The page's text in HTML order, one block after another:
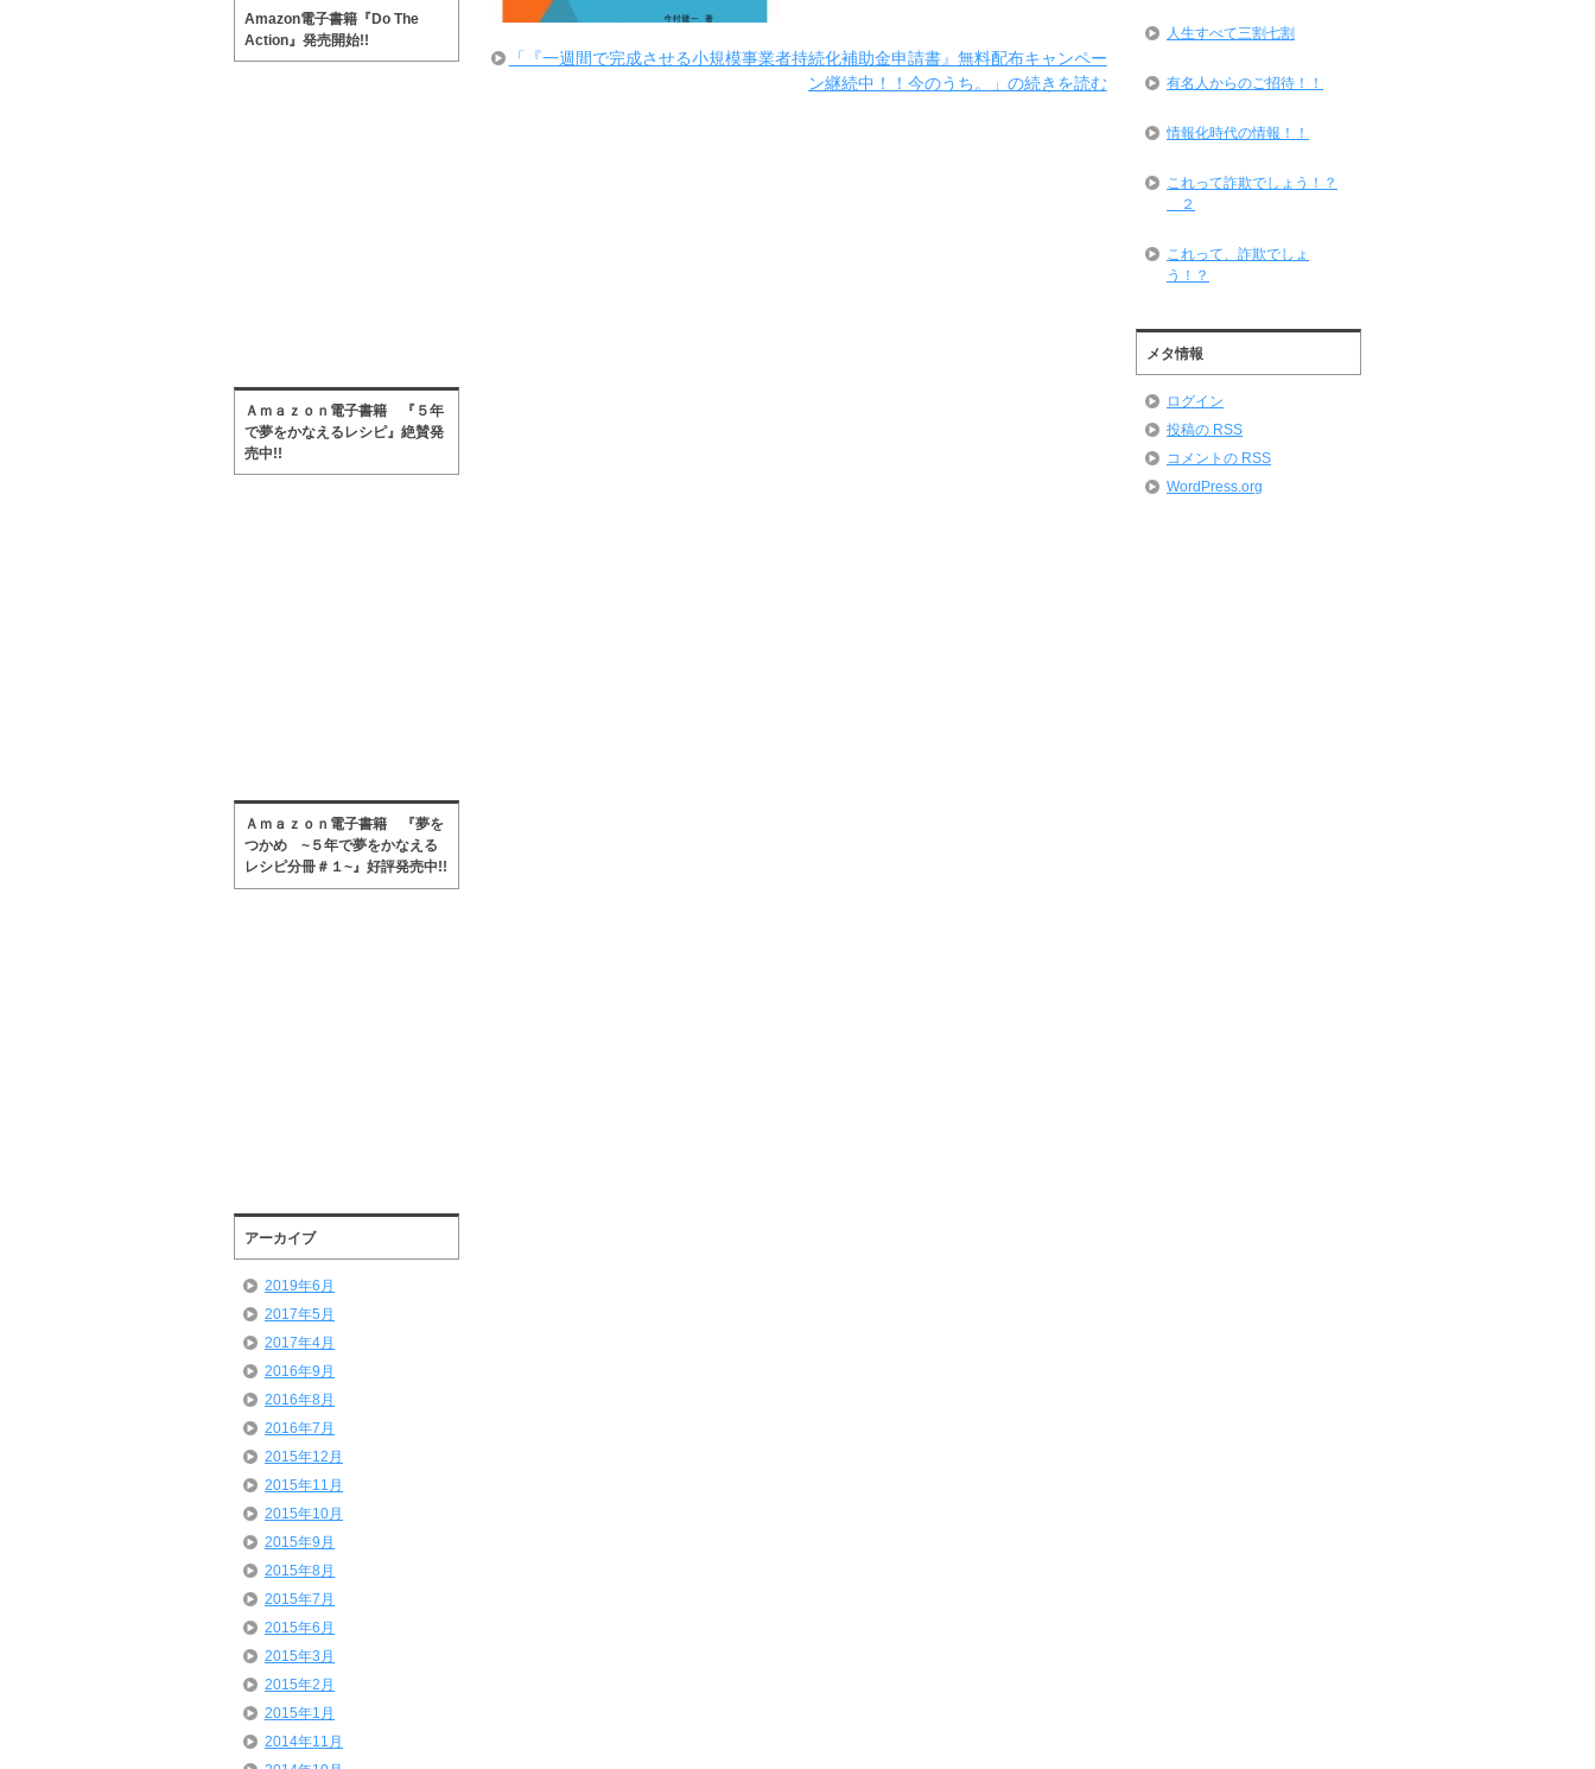
「『一週間で完成させる小規模事業者持続化補助金申請書』無料配布キャンペー
ン継続中！！今のうち。」の続きを読む
Amazon電子書籍『Do The
Action』発売開始!!
Ａｍａｚｏｎ電子書籍 『５年
で夢をかなえるレシピ』絶賛発
売中!!
Ａｍａｚｏｎ電子書籍 『夢を
つかめ ~５年で夢をかなえる
レシピ分冊＃１~』好評発売中!!
アーカイブ
2019年6月
2017年5月
2017年4月
2016年9月
2016年8月
2016年7月
2015年12月
2015年11月
2015年10月
2015年9月
2015年8月
2015年7月
2015年6月
2015年3月
2015年2月
2015年1月
2014年11月
人生すべて三割七割
有名人からのご招待！！
情報化時代の情報！！
これって詐欺でしょう！？
＿２
これって、詐欺でしょ
う！？
メタ情報
ログイン
投稿の RSS
コメントの RSS
WordPress.org